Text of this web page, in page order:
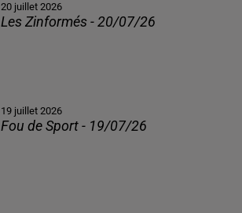
20 juillet 2026
Les Zinformés - 20/07/26
19 juillet 2026
Fou de Sport - 19/07/26